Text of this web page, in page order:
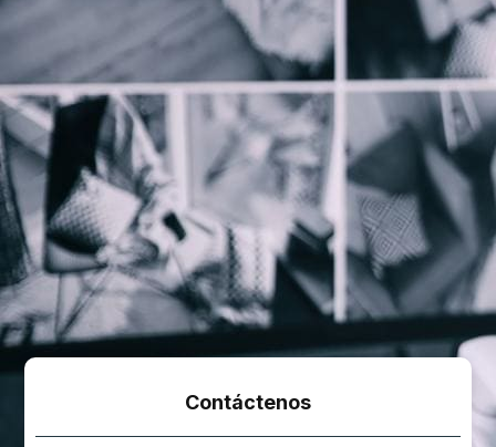
Contáctenos